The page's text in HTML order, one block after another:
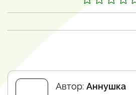
Автор: Аннушка